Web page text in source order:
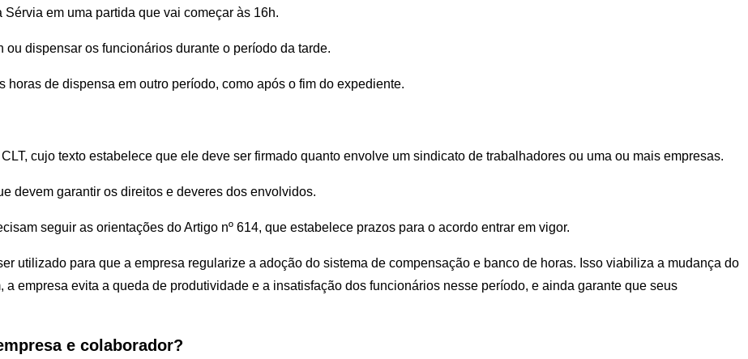
em uma partida que vai começar às 16h.
dispensar os funcionários durante o período da tarde.
de dispensa em outro período, como após o fim do expediente.
cujo texto estabelece que ele deve ser firmado quanto envolve um sindicato de trabalhadores ou uma ou mais empresas.
devem garantir os direitos e deveres dos envolvidos.
seguir as orientações do Artigo nº 614, que estabelece prazos para o acordo entrar em vigor.
utilizado para que a empresa regularize a adoção do sistema de compensação e banco de horas. Isso viabiliza a mudança do
empresa evita a queda de produtividade e a insatisfação dos funcionários nesse período, e ainda garante que seus
e colaborador?